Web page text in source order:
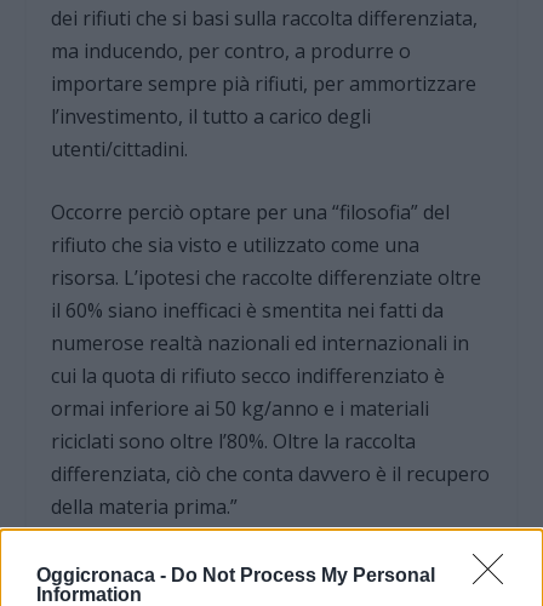
Oggicronaca - Do Not Process My Personal
Information
dei rifiuti che si basi sulla raccolta differenziata,
ma inducendo, per contro, a produrre o
importare sempre pià rifiuti, per ammortizzare
l’investimento, il tutto a carico degli
utenti/cittadini.
Occorre perciò optare per una “filosofia” del
rifiuto che sia visto e utilizzato come una
risorsa. L’ipotesi che raccolte differenziate oltre
il 60% siano inefficaci è smentita nei fatti da
numerose realtà nazionali ed internazionali in
cui la quota di rifiuto secco indifferenziato è
ormai inferiore ai 50 kg/anno e i materiali
riciclati sono oltre l’80%. Oltre la raccolta
differenziata, ciò che conta davvero è il recupero
della materia prima.”